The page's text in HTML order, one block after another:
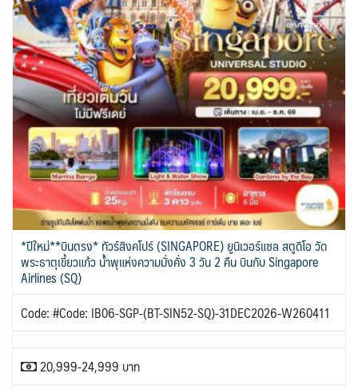
*ปีใหม่**บินตรง* ทัวร์สิงคโปร์ (SINGAPORE) ยูนิเวอร์แซล สตูดิโอ วัด
พระธาตุเขี้ยวแก้ว น้ำพุแห่งความมั่งคั่ง 3 วัน 2 คืน บินกับ Singapore
Airlines (SQ)
Code: #Code: IB06-SGP-(BT-SIN52-SQ)-31DEC2026-W260411
20,999-24,999 บาท